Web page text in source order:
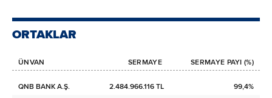
ORTAKLAR
ÜNVAN SERMAYE SERMAYE PAYI (%)
QNB BANK A.Ş. 2.484.966.116 TL 99,4%